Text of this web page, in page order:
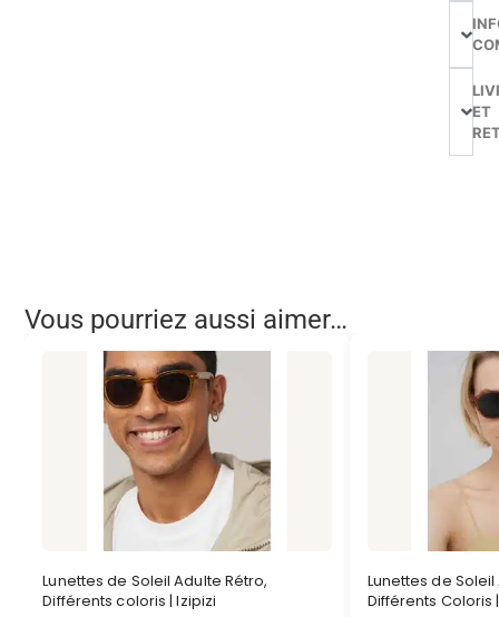
ET
Vous pourriez aussi aimer…
Lunettes de Soleil Adulte Rétro,
Différents coloris | Izipizi
Lunettes de
Différents Coloris